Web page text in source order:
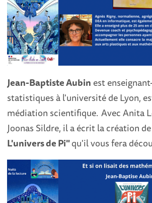
Jean-Baptiste Aubin est
statistiques à l'université de Lyon,
médiation scientifique. Avec Anita
Joonas Sildre, il a écrit la création
L'univers de Pi"qu'il vous fera